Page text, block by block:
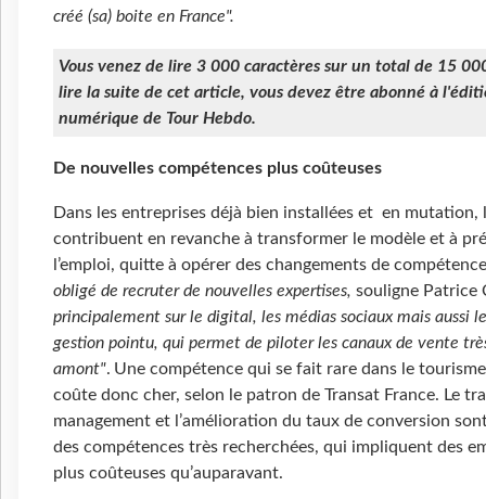
créé (sa) boite en France".
Vous venez de lire 3 000 caractères sur un total de 15
lire la suite de cet article, vous devez être abonné à
numérique de Tour Hebdo.
De nouvelles compétences plus coûteuses
Dans les entreprises déjà bien installées et en mutation,
contribuent en revanche à transformer le modèle et à
l’emploi, quitte à opérer des changements de
obligé de recruter de nouvelles expertises, souligne Patrice
principalement sur le digital, les médias sociaux mais aussi
gestion pointu, qui permet de piloter les canaux de vente
amont". Une compétence qui se fait rare dans le
coûte donc cher, selon le patron de Transat France. Le
management et l’amélioration du taux de conversion
des compétences très recherchées, qui impliquent des
plus coûteuses qu’auparavant.